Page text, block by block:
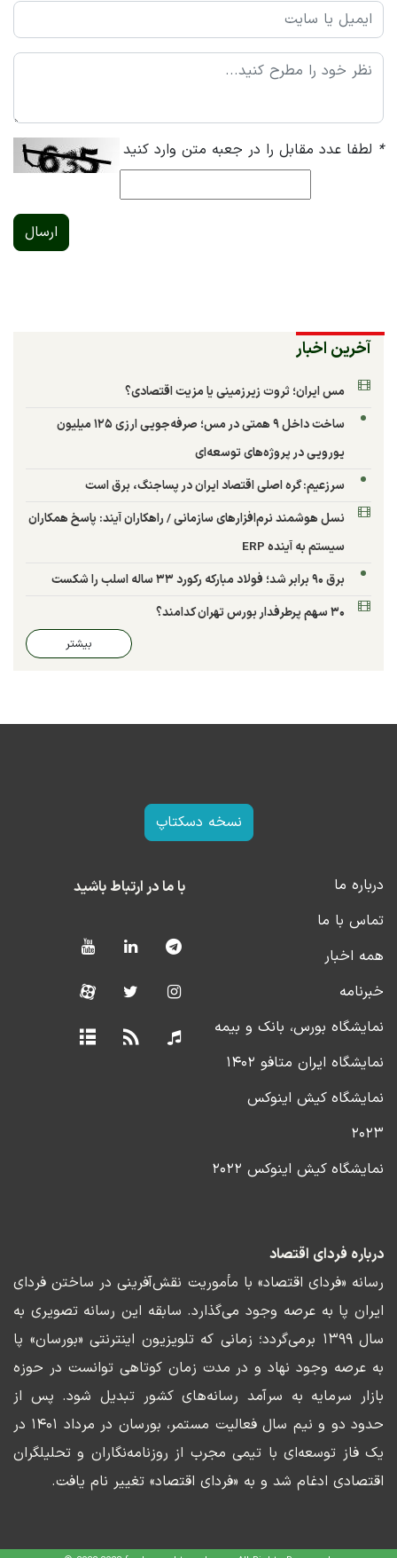
* لطفا عدد مقابل را در جعبه متن وارد کنید
ارسال
آخرین اخبار
مس ایران؛ ثروت زیرزمینی یا مزیت اقتصادی؟
ساخت داخل ۹ همتی در مس؛ صرفه‌جویی ارزی ۱۲۵ میلیون
یورویی در پروژه‌های توسعه‌ای
سرزعیم: گره اصلی اقتصاد ایران در پساجنگ، برق است
نسل هوشمند نرم‌افزارهای سازمانی / راهکاران آیند: پاسخ همکاران
سیستم به آینده ERP
برق ۹۰ برابر شد؛ فولاد مبارکه رکورد ۳۳ ساله اسلب را شکست
۳۰ سهم پرطرفدار بورس تهران کدامند؟
بیشتر
نسخه دسکتاپ
درباره ما
تماس با ما
همه اخبار
خبرنامه
نمایشگاه بورس، بانک و بیمه
نمایشگاه ایران متافو ۱۴۰۲
نمایشگاه کیش اینوکس
۲۰۲۳
نمایشگاه کیش اینوکس ۲۰۲۲
با ما در ارتباط باشید
درباره فردای اقتصاد
رسانه «فردای اقتصاد» با مأموریت نقش‌آفرینی در ساختن فردای
ایران پا به عرصه وجود می‌گذارد. سابقه این رسانه تصویری به
سال ۱۳۹۹ برمی‌گردد؛ زمانی که تلویزیون اینترنتی «بورسان» پا
به عرصه وجود نهاد و در مدت زمان کوتاهی توانست در حوزه
بازار سرمایه به سرآمد رسانه‌های کشور تبدیل شود. پس از
حدود دو و نیم سال فعالیت مستمر، بورسان در مرداد ۱۴۰۱ در
یک فاز توسعه‌ای با تیمی مجرب از روزنامه‌نگاران و تحلیلگران
اقتصادی ادغام شد و به «فردای اقتصاد» تغییر نام یافت.